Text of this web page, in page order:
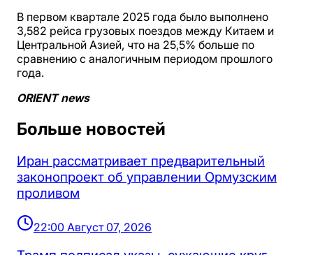
В первом квартале 2025 года было выполнено
3,582 рейса грузовых поездов между Китаем и
Центральной Азией, что на 25,5% больше по
сравнению с аналогичным периодом прошлого
года.
ORIENT news
Больше новостей
Иран рассматривает предварительный
законопроект об управлении Ормузским
проливом
22:00 Август 07, 2026